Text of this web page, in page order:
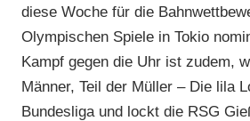
diese Woche für die
Olympischen Spiele in Tokio
Kampf gegen die Uhr ist zudem,
Männer, Teil der Müller – Die lila
Bundesliga und lockt die RSG